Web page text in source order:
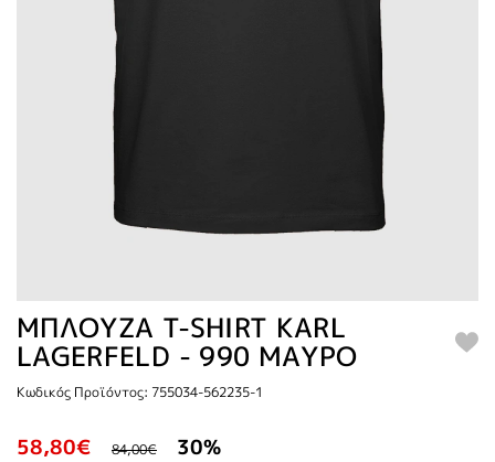
ΜΠΛΟΥΖΑ T-SHIRT KARL
LAGERFELD - 990 ΜΑΥΡΟ
Κωδικός Προϊόντος: 755034-562235-1
58,80€ 84,00€ 30%